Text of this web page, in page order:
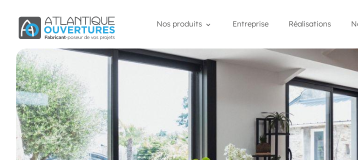
Nos produits Entreprise Réalisations